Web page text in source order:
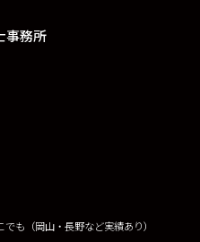
事務所
も（岡山・長野など実績あり）